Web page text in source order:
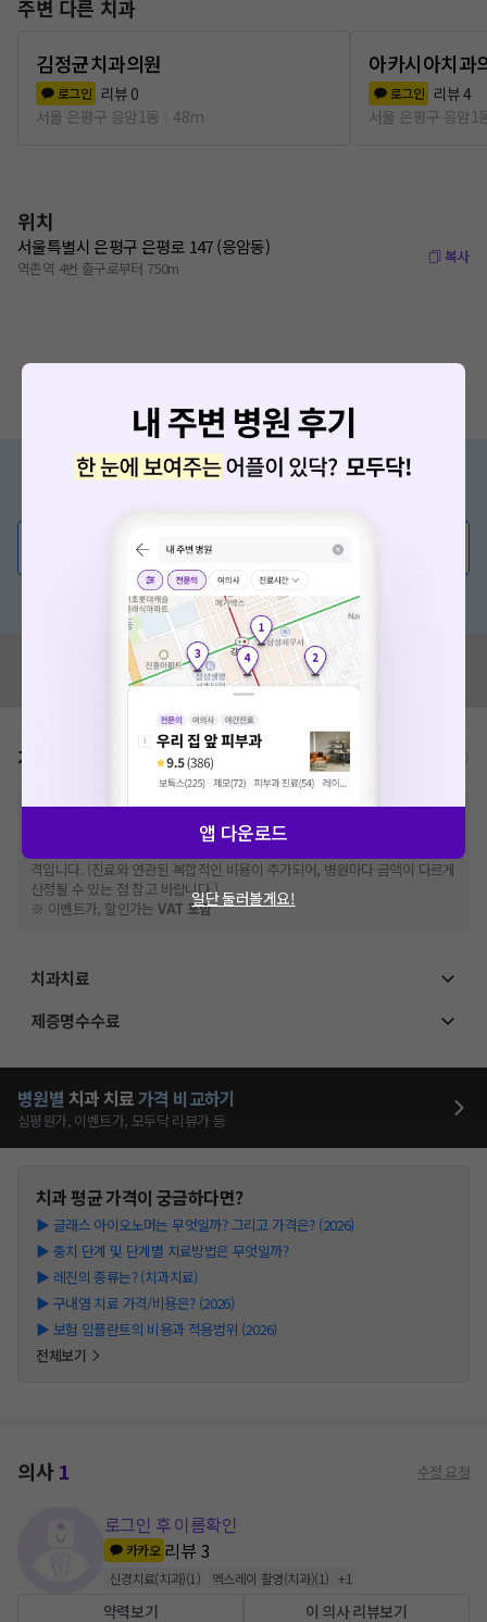
주변 다른 치과
김정균치과의원
로그인 리뷰 0
서울 은평구 응암1동
48m
아카시아치과
로그인 리뷰4
서울 은평구 응암1
위치
서울특별시 은평구 은평로 147 (응암동)
역촌역 4번 출구로부터 750m
복사
증상/치료, 궁금한 점이 있나요?
💬 무엇이든 물어보세요
혹은, 의료상담 서비스에 다양한 게시글 보러가기
혹시 잘못된 병원정보가 있나요?
모두닥 팀에 알려주세요!
가격표 비급여/급여 진료란?
※비급여 항목의 경우,추가비용 등으로 실제 가격과 상이할 수 있으니, 정확
한 가격은 해당 의료기관에 직접 문의해주세요.
건강보험심사평가원
격입니다. (진료와 연관된 복합적인 비용이 추가되어, 병원마다 금액이 다르게
산정될 수 있는 점 참고 바랍니다.)
※ 이벤트가, 할인가는VAT 포함
치과치료
제증명수수료
병원별 치과 치료가격 비교하기
심평원가, 이벤트가, 모두닥 리뷰가 등
치과평균 가격이 궁금하다면?
▶ 글래스 아이오노머는 무엇일까? 그리고 가격은? (2026)
▶ 충치 단계 및 단계별 치료방법은 무엇일까?
▶ 레진의 종류는? (치과치료)
▶ 구내염 치료 가격/비용은? (2026)
▶ 보험 임플란트의 비용과 적용범위 (2026)
전체보기
의사1 수정 요청
로그인 후 이름확인
카카오 리뷰3
신경치료(치과)(1 ) 엑스레이 촬영(치과)(1) +1
약력보기 이 의사 리뷰보기
앱 다운로드
일단 둘러볼게요!